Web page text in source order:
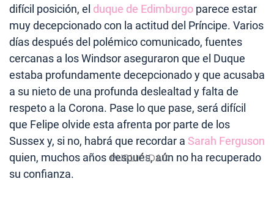
difícil posición, el duque de Edimburgo parece estar
muy decepcionado con la actitud del Príncipe. Varios
días después del polémico comunicado, fuentes
cercanas a los Windsor aseguraron que el Duque
estaba profundamente decepcionado y que acusaba
a su nieto de una profunda deslealtad y falta de
respeto a la Corona. Pase lo que pase, será difícil
que Felipe olvide esta afrenta por parte de los
Sussex y, si no, habrá que recordar a Sarah Ferguson
quien, muchos años después, aún no ha recuperado
su confianza.